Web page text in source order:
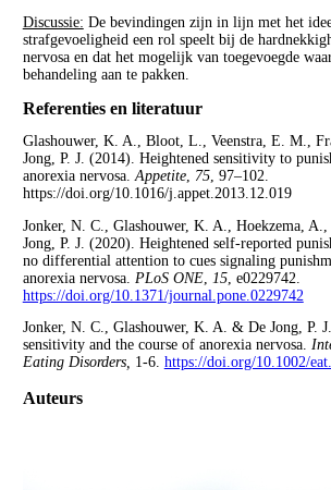
Discussie: De bevindingen zijn in lijn met het
strafgevoeligheid een rol speelt bij de
nervosa en dat het mogelijk van toegevoegde
behandeling aan te pakken.
Referenties en literatuur
Glashouwer, K. A., Bloot, L., Veenstra, E. M.,
Jong, P. J. (2014). Heightened sensitivity to
anorexia nervosa.Appetite, 75, 97–102.
https://doi.org/10.1016/j.appet.2013.12.019
Jonker, N. C., Glashouwer, K. A., Hoekzema,
Jong, P. J. (2020). Heightened self-reported
no differential attention to cues signaling
anorexia nervosa. PLoS ONE, 15, e0229742.
https://doi.org/10.1371/journal.pone.0229742
Jonker, N. C., Glashouwer, K. A. & De Jong, P.
sensitivity and the course of anorexia nervosa.
Eating Disorders, 1-6. https://doi.org/10.1002/
Auteurs